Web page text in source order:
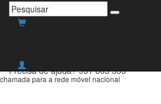
Envio grátis para Portugal
Precisa de ajuda? 931 603 333
chamada para a rede móvel nacional